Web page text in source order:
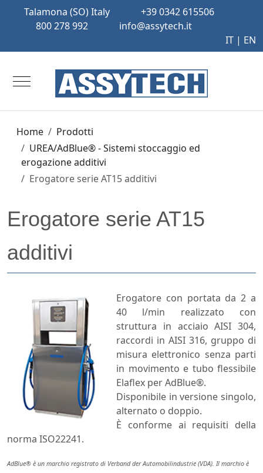
Talamona (SO) Italy
+39 0342 615506
800 278 992
info@assytech.it
IT | EN
Mobile Menu Toggle
Home
Prodotti
UREA/AdBlue® - Sistemi stoccaggio ed
erogazione additivi
Erogatore serie AT15 additivi
Erogatore serie AT15
additivi
Erogatore con portata da 2 a
40 l/min realizzato con
struttura in acciaio AISI 304,
raccordi in AISI 316, gruppo di
misura elettronico senza parti
in movimento e tubo flessibile
Elaflex per AdBlue®.
Disponibile in versione singolo,
alternato o doppio.
È conforme ai requisiti della
norma ISO22241.
AdBlue® è un marchio registrato di Verband der Automobilindustrie (VDA). Il marchio è